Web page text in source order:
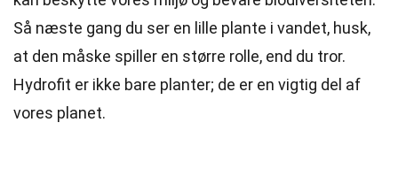
Så næste gang du ser en lille plante i vandet, husk,
at den måske spiller en større rolle, end du tror.
Hydrofit er ikke bare planter; de er en vigtig del af
vores planet.